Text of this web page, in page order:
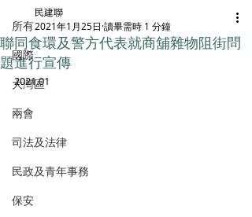
所有
國際
大灣區
兩會
司法及法律
民政及青年事務
保安
聯同食環及警方代表就商舖雜物阻街問
題進行宣傳
民建聯
2021年1月25日 讀畢需時 1 分鐘
2021.01